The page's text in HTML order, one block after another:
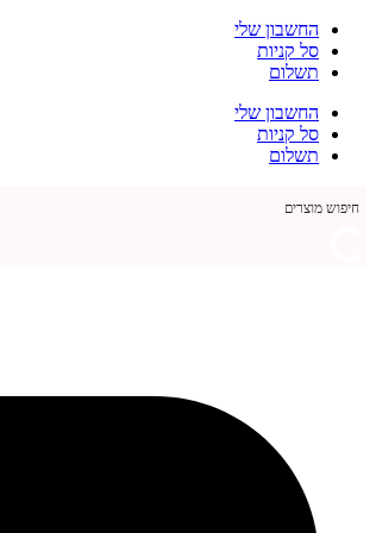
לתוכן
החשבון שלי
סל קניות
תשלום
החשבון שלי
סל קניות
תשלום